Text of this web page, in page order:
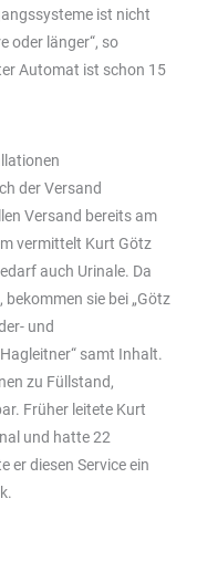
ist nicht
oder länger“, so
Automat ist schon 15
der Versand
Versand bereits am
vermittelt Kurt Götz
auch Urinale. Da
sie bei „Götz
und
samt Inhalt.
zu Füllstand,
Früher leitete Kurt
und hatte 22
er diesen Service ein